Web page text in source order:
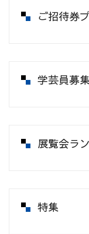
ご招待券
学芸員募
展覧会ラ
特集